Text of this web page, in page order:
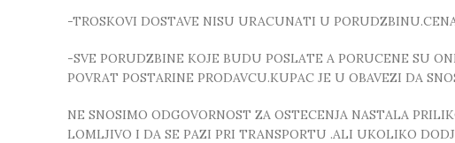
-TROSKOVI DOSTAVE NISU URACUNATI U
-SVE PORUDZBINE KOJE BUDU POSLATE A PORUCENE SU
POVRAT POSTARINE PRODAVCU.KUPAC JE U OBAVEZI DA
NE SNOSIMO ODGOVORNOST ZA OSTECENJA NASTALA
LOMLJIVO I DA SE PAZI PRI TRANSPORTU .ALI UKOLIKO